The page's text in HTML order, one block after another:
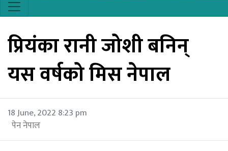
प्रियंका रानी जोशी बनिन्
यस वर्षको मिस नेपाल
18 June, 2022 8:23 pm
पेन नेपाल